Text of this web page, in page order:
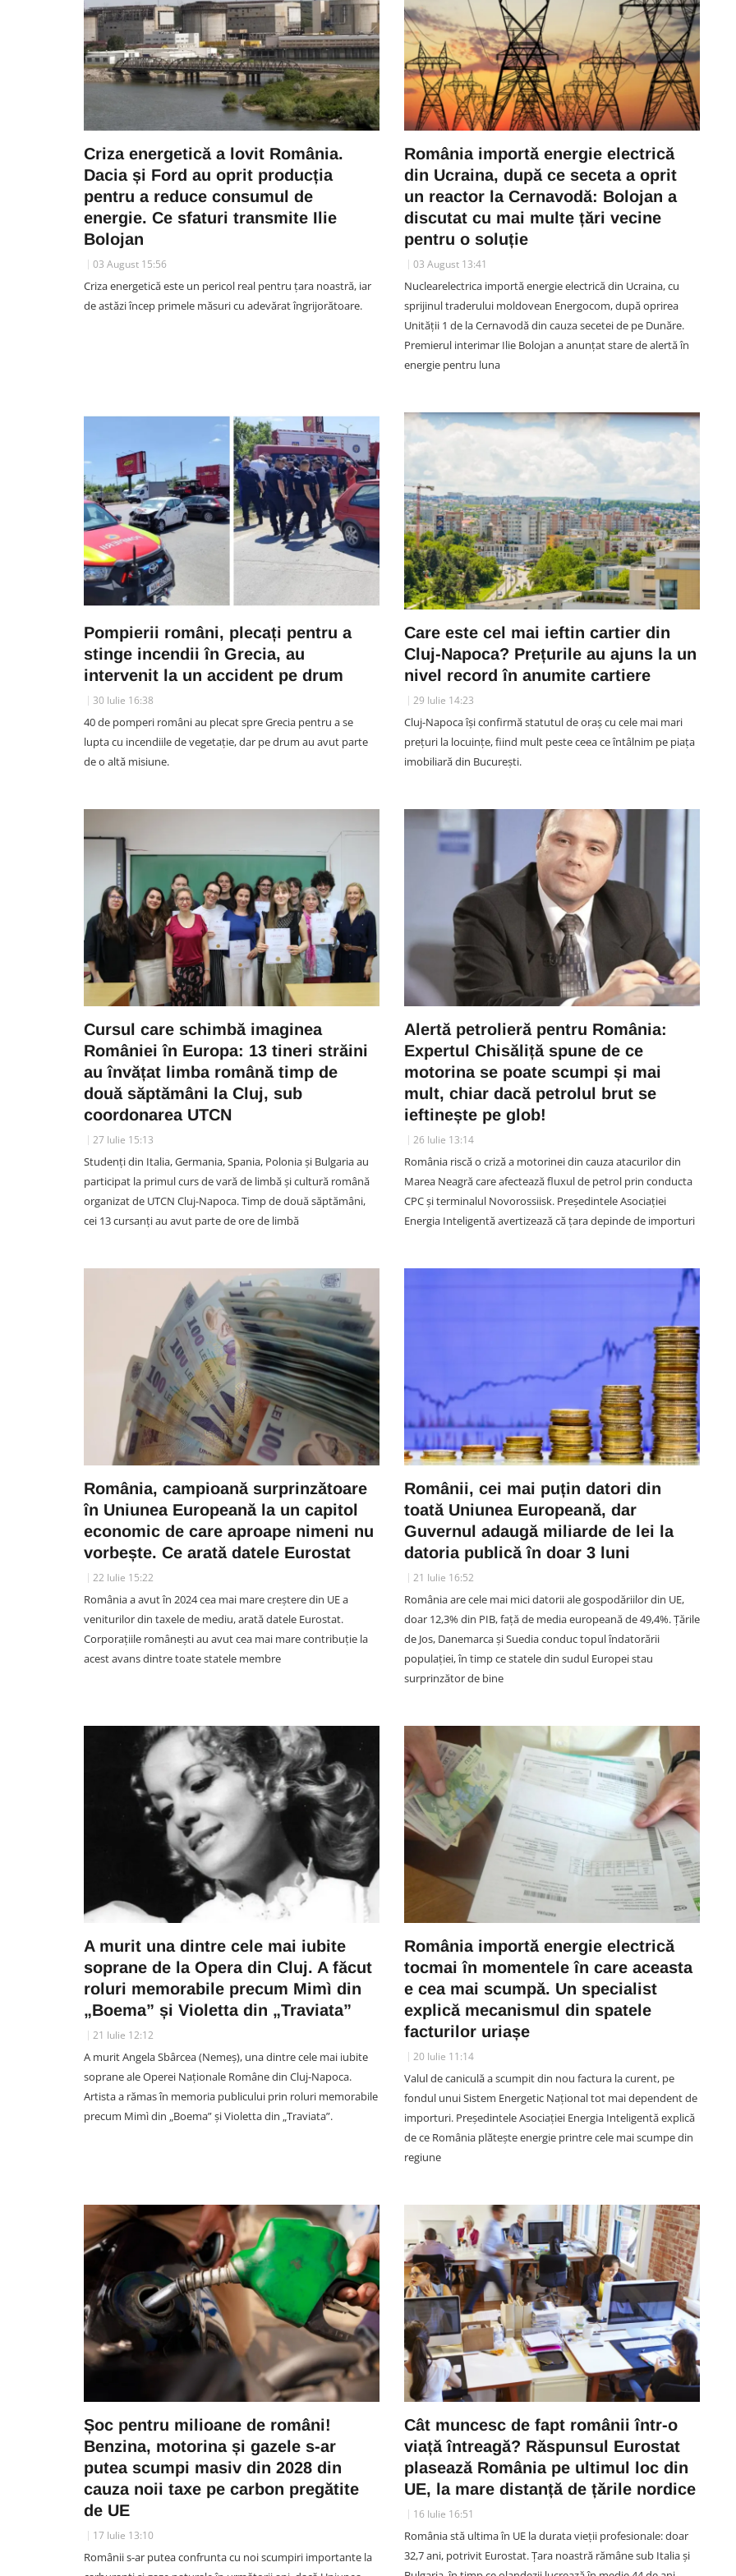
Criza energetică a lovit România.
Dacia și Ford au oprit producția
pentru a reduce consumul de
energie. Ce sfaturi transmite Ilie
Bolojan
03 August 15:56
Criza energetică este un pericol real pentru țara noastră, iar
de astăzi încep primele măsuri cu adevărat îngrijorătoare.
România importă energie electrică
din Ucraina, după ce seceta a oprit
un reactor la Cernavodă: Bolojan a
discutat cu mai multe țări vecine
pentru o soluție
03 August 13:41
Nuclearelectrica importă energie electrică din Ucraina, cu
sprijinul traderului moldovean Energocom, după oprirea
Unității 1 de la Cernavodă din cauza secetei de pe Dunăre.
Premierul interimar Ilie Bolojan a anunțat stare de alertă în
energie pentru luna
Pompierii români, plecați pentru a
stinge incendii în Grecia, au
intervenit la un accident pe drum
30 Iulie 16:38
40 de pomperi români au plecat spre Grecia pentru a se
lupta cu incendiile de vegetație, dar pe drum au avut parte
de o altă misiune.
Care este cel mai ieftin cartier din
Cluj-Napoca? Prețurile au ajuns la un
nivel record în anumite cartiere
29 Iulie 14:23
Cluj-Napoca își confirmă statutul de oraș cu cele mai mari
prețuri la locuințe, fiind mult peste ceea ce întâlnim pe piața
imobiliară din București.
Cursul care schimbă imaginea
României în Europa: 13 tineri străini
au învățat limba română timp de
două săptămâni la Cluj, sub
coordonarea UTCN
27 Iulie 15:13
Studenți din Italia, Germania, Spania, Polonia și Bulgaria au
participat la primul curs de vară de limbă și cultură română
organizat de UTCN Cluj-Napoca. Timp de două săptămâni,
cei 13 cursanți au avut parte de ore de limbă
Alertă petrolieră pentru România:
Expertul Chisăliță spune de ce
motorina se poate scumpi și mai
mult, chiar dacă petrolul brut se
ieftinește pe glob!
26 Iulie 13:14
România riscă o criză a motorinei din cauza atacurilor din
Marea Neagră care afectează fluxul de petrol prin conducta
CPC și terminalul Novorossiisk. Președintele Asociației
Energia Inteligentă avertizează că țara depinde de importuri
România, campioană surprinzătoare
în Uniunea Europeană la un capitol
economic de care aproape nimeni nu
vorbește. Ce arată datele Eurostat
22 Iulie 15:22
România a avut în 2024 cea mai mare creștere din UE a
veniturilor din taxele de mediu, arată datele Eurostat.
Corporațiile românești au avut cea mai mare contribuție la
acest avans dintre toate statele membre
Românii, cei mai puțin datori din
toată Uniunea Europeană, dar
Guvernul adaugă miliarde de lei la
datoria publică în doar 3 luni
21 Iulie 16:52
România are cele mai mici datorii ale gospodăriilor din UE,
doar 12,3% din PIB, față de media europeană de 49,4%. Țările
de Jos, Danemarca și Suedia conduc topul îndatorării
populației, în timp ce statele din sudul Europei stau
surprinzător de bine
A murit una dintre cele mai iubite
soprane de la Opera din Cluj. A făcut
roluri memorabile precum Mimì din
„Boema” și Violetta din „Traviata”
21 Iulie 12:12
A murit Angela Sbârcea (Nemeș), una dintre cele mai iubite
soprane ale Operei Naționale Române din Cluj-Napoca.
Artista a rămas în memoria publicului prin roluri memorabile
precum Mimì din „Boema” și Violetta din „Traviata”.
România importă energie electrică
tocmai în momentele în care aceasta
e cea mai scumpă. Un specialist
explică mecanismul din spatele
facturilor uriașe
20 Iulie 11:14
Valul de caniculă a scumpit din nou factura la curent, pe
fondul unui Sistem Energetic Național tot mai dependent de
importuri. Președintele Asociației Energia Inteligentă explică
de ce România plătește energie printre cele mai scumpe din
regiune
Șoc pentru milioane de români!
Benzina, motorina și gazele s-ar
putea scumpi masiv din 2028 din
cauza noii taxe pe carbon pregătite
de UE
17 Iulie 13:10
Românii s-ar putea confrunta cu noi scumpiri importante la
Cât muncesc de fapt românii într-o
viață întreagă? Răspunsul Eurostat
plasează România pe ultimul loc din
UE, la mare distanță de țările nordice
16 Iulie 16:51
România stă ultima în UE la durata vieții profesionale: doar
32,7 ani, potrivit Eurostat. Țara noastră rămâne sub Italia și
SOCIAL
VIDEO. Accident în această
noapte în Florești. Pasagera din
taxiul implicat în impactul cu o
extrasă de pompieri din taxi
07 August 00:45
SOCIAL
VIDEO. Accidentul mortal din
Vâlcele, filmat LIVE: Momentul
în care motociclistul intră în plin
Imagini greu de privit
06 August 13:59
SOCIAL
VIDEO. Momente de groază
pentru o mămică într-o piscină
din Cluj: „În stânga țineam
bebelușul de 4 luni, în dreapta
sutien”
06 August 11:38
ECONOMIC
VIDEO. Depășirea anului la Cluj:
Gonea cu BMW-ul de parcă era
avion. „Avea între 120 și 150
celălalt șofer, ne omora”